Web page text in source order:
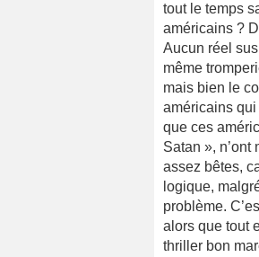
tout le temps
américains ?
Aucun réel
même
mais bien le
américains
que ces
Satan », n’ont
assez bêtes,
logique,
problème.
alors que tout
thriller bon